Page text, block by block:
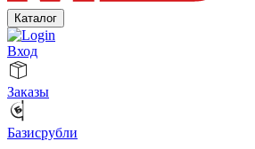
Каталог
Вход
Заказы
Базисрубли